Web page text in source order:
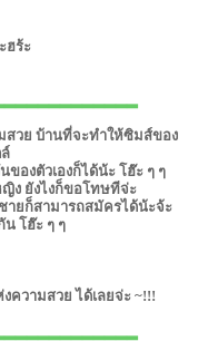
ฮร้ะ
สวย บ้านที่จะทำให้ซิมส์ของ
องตัวเองก็ได้น้ะ โฮ๊ะ ๆ ๆ
ง ยังไงก็ขอโทษทีจ่ะ
ายก็สามารถสมัครได้น้ะจ้ะ
โฮ๊ะ ๆ ๆ
ความสวย ได้เลยจ่ะ ~!!!